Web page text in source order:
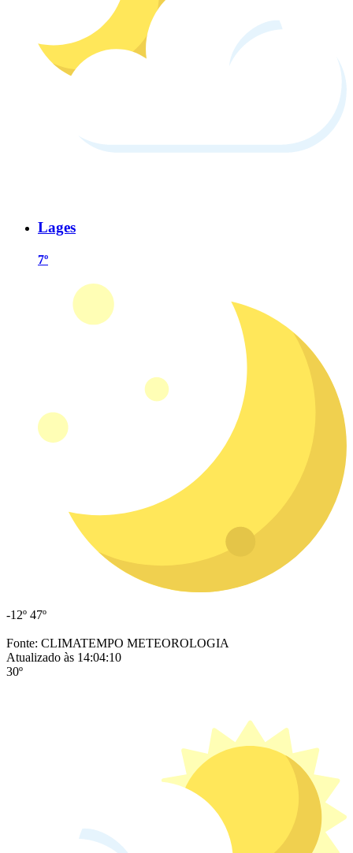
Lages
7º
-12º 47º
Fonte: CLIMATEMPO METEOROLOGIA
Atualizado às 14:04:10
30º